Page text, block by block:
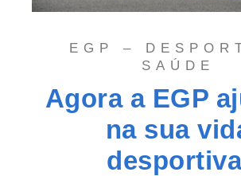
EGP –
SAÚDE
Agora a EGP
na sua